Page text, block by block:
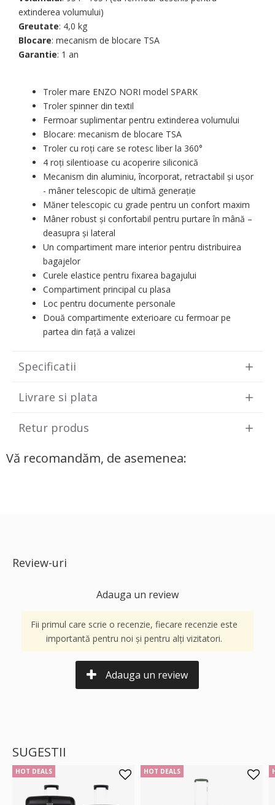
extinderea volumului)
Greutate: 4,0 kg
Blocare: mecanism de blocare TSA
Garantie: 1 an
Troler mare ENZO NORI model SPARK
Troler spinner din textil
Fermoar suplimentar pentru extinderea volumului
Blocare: mecanism de blocare TSA
Troler cu roți care se rotesc liber la 360°
4 roți silentioase cu acoperire siliconică
Mecanism din aluminiu, încorporat, retractabil și ușor
- mâner telescopic de ultimă generație
Măner telescopic cu grade pentru un confort maxim
Mâner robust și confortabil pentru purtare în mână –
deasupra și lateral
Un compartiment mare interior pentru distribuirea
bagajelor
Curele elastice pentru fixarea bagajului
Compartiment principal cu plasa
Loc pentru documente personale
Două compartimente exterioare cu fermoar pe
partea din față a valizei
Specificatii
Livrare si plata
Retur produs
Vă recomandăm, de asemenea:
Review-uri
Adauga un review
Fii primul care scrie o recenzie, fiecare recenzie este
importantă pentru noi și pentru alți vizitatori.
Adauga un review
SUGESTII
HOT DEALS HOT DEALS